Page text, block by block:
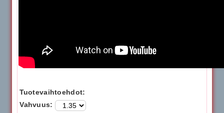
Tuotevaihtoehdot:
Vahvuus: